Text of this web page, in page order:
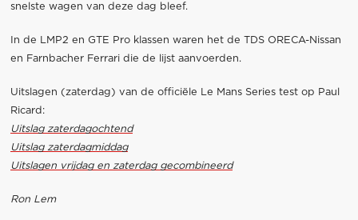
snelste wagen van deze dag bleef.
In de LMP2 en GTE Pro klassen waren het de TDS ORECA-Nissan
en Farnbacher Ferrari die de lijst aanvoerden.
Uitslagen (zaterdag) van de officiële Le Mans Series test op Paul
Ricard:
Uitslag zaterdagochtend
Uitslag zaterdagmiddag
Uitslagen vrijdag en zaterdag gecombineerd
Ron Lem